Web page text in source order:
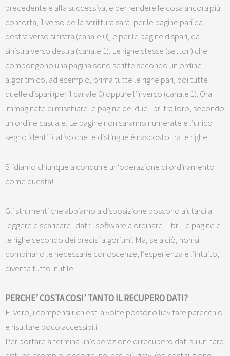
precedente e alla successiva, e per rendere le cosa ancora più
contorta, il verso della scrittura sarà, per le pagine pari da
destra verso sinistra (canale 0), e per le pagine dispari, da
sinistra verso destra (canale 1). Le righe stesse (settori) che
compongono una pagina sono scritte secondo un ordine
algoritmico, ad esempio, prima tutte le righe pari, poi tutte
quelle dispari (per il canale 0) oppure l’inverso (canale 1). Ora
immaginate di mischiare le pagine dei due libri tra loro, secondo
un ordine casuale. Le pagine non saranno numerate e l’unico
segno identificativo che le distingue è nascosto tra le righe.
Sfidiamo chiunque a condurre un’operazione di ordinamento
come questa!
Gli strumenti che abbiamo a disposizione possono aiutarci a
leggere e scaricare i dati; i software a ordinare i libri, le pagine e
le righe secondo dei precisi algoritmi. Ma, se a ciò, non si
combinano le necessarie conoscenze, l’esperienza e l’intuito,
diventa tutto inutile.
PERCHE’ COSTA COSI’ TANTO IL RECUPERO DATI?
E’ vero, i compensi richiesti a volte possono lievitare parecchio
e risultare poco accessibili.
Per portare a termina un’operazione di recupero dati su un hard